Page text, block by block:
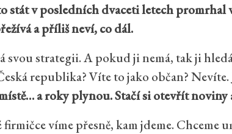
stát v posledních dvaceti letech
a příliš neví, co dál.
svou strategii. A pokud ji nemá, tak ji
republika? Víte to jako občan? Nevíte.
a roky plynou. Stačí si otevřít noviny
firmičce víme přesně, kam jdeme. Chceme